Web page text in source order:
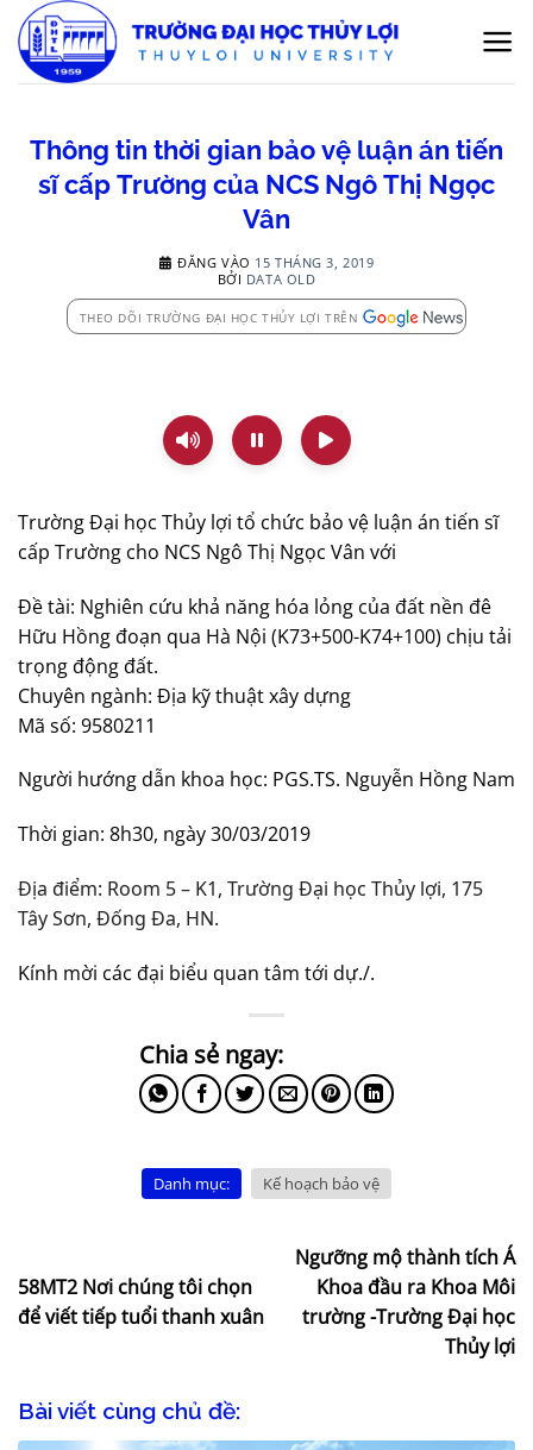
qua
nội
Thông tin thời gian bảo vệ luận án tiến
sĩ cấp Trường của NCS Ngô Thị Ngọc
Vân
ĐĂNG VÀO 15 THÁNG 3, 2019
BỞI DATA OLD
THEO DÕI TRƯỜNG ĐẠI HỌC THỦY LỢI TRÊN
Trường Đại học Thủy lợi tổ chức bảo vệ luận án tiến sĩ
cấp Trường cho NCS Ngô Thị Ngọc Vân với
Đề tài: Nghiên cứu khả năng hóa lỏng của đất nền đê
Hữu Hồng đoạn qua Hà Nội (K73+500-K74+100) chịu tải
trọng động đất.
Chuyên ngành: Địa kỹ thuật xây dựng
Mã số: 9580211
Người hướng dẫn khoa học: PGS.TS. Nguyễn Hồng Nam
Thời gian: 8h30, ngày 30/03/2019
Địa điểm: Room 5 – K1, Trường Đại học Thủy lợi, 175
Tây Sơn, Đống Đa, HN.
Kính mời các đại biểu quan tâm tới dự./.
Danh mục: Kế hoạch bảo vệ
58MT2 Nơi chúng tôi chọn
để viết tiếp tuổi thanh xuân
Ngưỡng mộ thành tích Á
Khoa đầu ra Khoa Môi
trường -Trường Đại học
Thủy lợi
Bài viết cùng chủ đề: